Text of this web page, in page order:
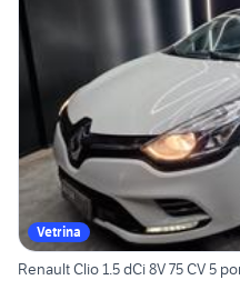
Vetrina
Renault Clio 1.5 dCi 8V 75 CV 5